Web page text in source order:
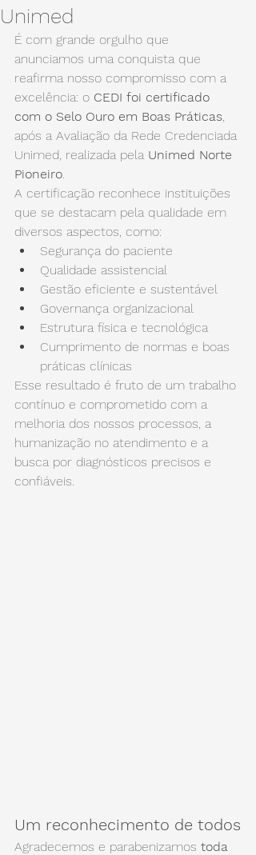
Unimed
É com grande orgulho que
anunciamos uma conquista que
reafirma nosso compromisso com a
excelência: o CEDI foi certificado
com o Selo Ouro em Boas Práticas,
após a Avaliação da Rede Credenciada
Unimed, realizada pela Unimed Norte
Pioneiro.
A certificação reconhece instituições
que se destacam pela qualidade em
diversos aspectos, como:
Segurança do paciente
Qualidade assistencial
Gestão eficiente e sustentável
Governança organizacional
Estrutura física e tecnológica
Cumprimento de normas e boas
práticas clínicas
Esse resultado é fruto de um trabalho
contínuo e comprometido com a
melhoria dos nossos processos, a
humanização no atendimento e a
busca por diagnósticos precisos e
confiáveis.
Um reconhecimento de todos
Agradecemos e parabenizamos toda